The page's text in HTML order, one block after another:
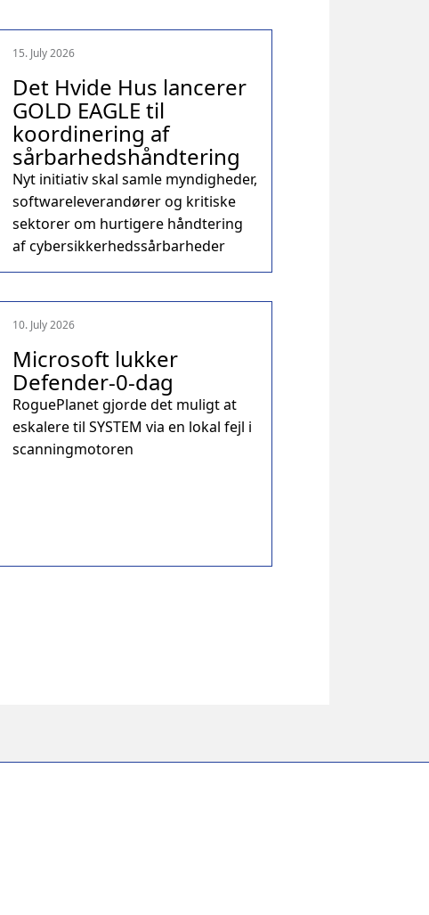
15. July 2026
Det Hvide Hus lancerer
GOLD EAGLE til
koordinering af
sårbarhedshåndtering
Nyt initiativ skal samle myndigheder,
softwareleverandører og kritiske
sektorer om hurtigere håndtering
af cybersikkerhedssårbarheder
10. July 2026
Microsoft lukker
Defender‑0‑dag
RoguePlanet gjorde det muligt at
eskalere til SYSTEM via en lokal fejl i
scanningmotoren